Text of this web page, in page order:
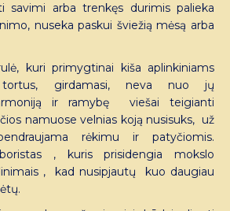
savimi arba trenkęs durimis palieka
nuseka paskui šviežią mėsą arba
kuri primygtinai kiša aplinkiniams
girdamasi, neva nuo jų
ir ramybę viešai teigianti
namuose velnias koją nusisuks, už
rėkimu ir patyčiomis.
, kuris prisidengia mokslo
, kad nusipjautų kuo daugiau